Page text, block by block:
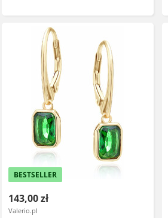
BESTSELLER
143,00 zł
Valerio.pl